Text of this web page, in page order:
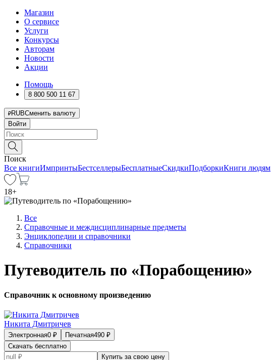
Магазин
О сервисе
Услуги
Конкурсы
Авторам
Новости
Акции
Помощь
8 800 500 11 67
RUBСменить валюту
Войти
Поиск
Все книгиИмпринтыБестселлерыБесплатныеСкидкиПодборкиКниги людям
18+
Все
Справочные и междисциплинарные предметы
Энциклопедии и справочники
Справочники
Путеводитель по «Порабощению»
Справочник к основному произведению
Никита Дмитричев
Электронная0 ₽ Печатная490 ₽
Скачать бесплатно
Купить за свою цену